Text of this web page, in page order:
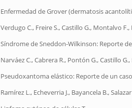
Enfermedad de Grover (dermatosis
Verdugo C., Freire S., Castillo G., Montalvo F.,
Síndrome de Sneddon-Wilkinson: Reporte
Narváez C., Cabrera R., Pontón G., Castillo G.,
Pseudoxantoma elástico: Reporte de un
Ramírez L., Echeverria J., Bayancela B.,